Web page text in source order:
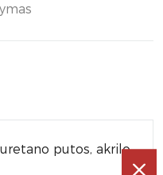
putos, akrilo